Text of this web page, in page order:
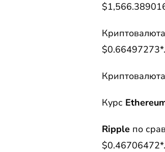
Криптовалюта
$0.66497273*.
Криптовалюта
Курс
Rippleпо
$0.46706472*.